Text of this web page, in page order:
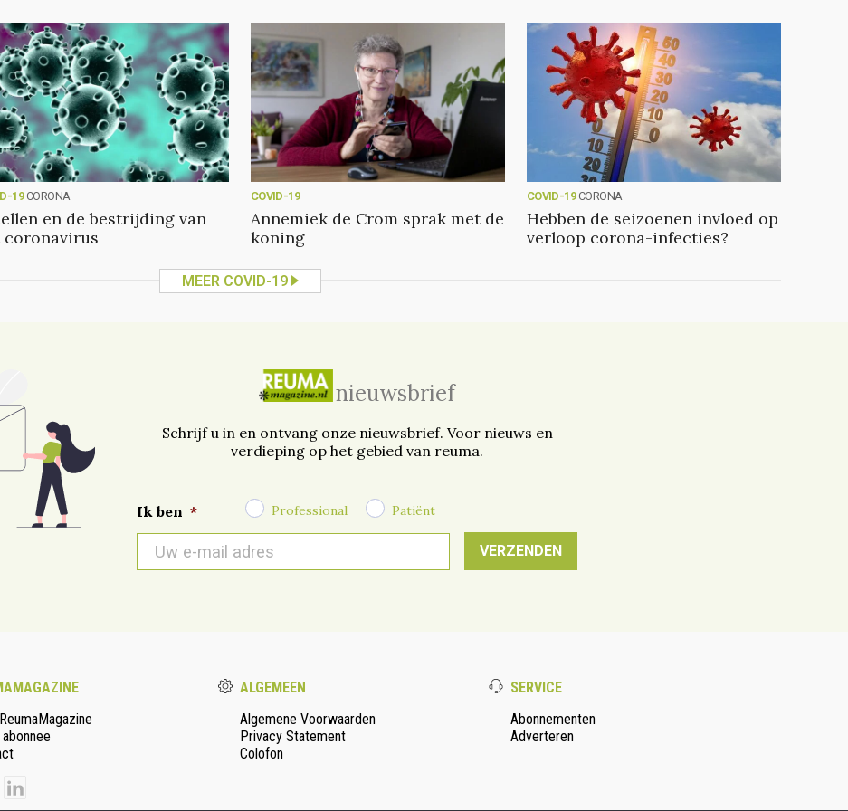
19 CORONA
en de bestrijding van
coronavirus
COVID-19
Annemiek de Crom sprak met de
koning
COVID-19 CORONA
Hebben de seizoenen invloed op
verloop corona-infecties?
MEER COVID-19
nieuwsbrief
Schrijf u in en ontvang onze nieuwsbrief. Voor nieuws en
verdieping op het gebied van reuma.
Ik ben * Professional Patiënt
mail
*
ALGEMEEN
Algemene Voorwaarden
Privacy Statement
Colofon
SERVICE
Abonnementen
Adverteren